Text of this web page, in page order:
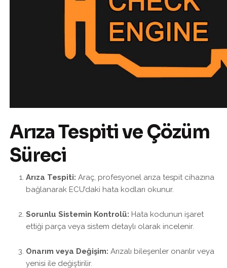
Arıza Tespiti ve Çözüm
Süreci
Arıza Tespiti: Araç, profesyonel arıza tespit cihazına
bağlanarak ECU’daki hata kodları okunur.
Sorunlu Sistemin Kontrolü: Hata kodunun işaret
ettiği parça veya sistem detaylı olarak incelenir.
Onarım veya Değişim: Arızalı bileşenler onarılır veya
yenisi ile değiştirilir.